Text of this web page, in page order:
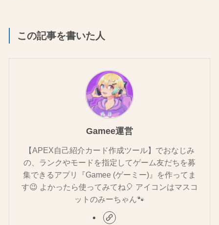
この記事を書いた人
Gamee運営
【APEX自己紹介カード作成ツール】でおなじみ
の、ランクやモードを指定してゲーム友だちを募
集できるアプリ『Gamee (ゲーミー)』を作ってま
す😉 よかったら使ってみてね🎈 アイコンはマスコ
ットのみーちゃん🐾